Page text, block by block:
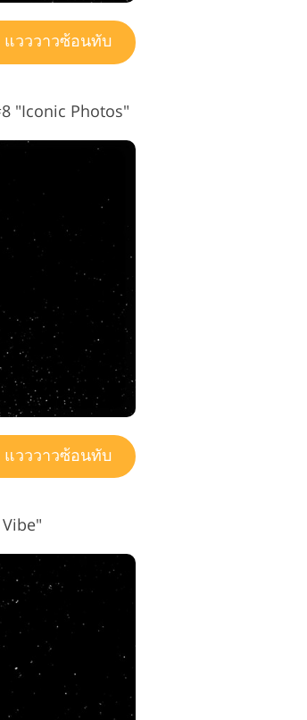
แวววาวซ้อนทับ
"Iconic Photos"
แวววาวซ้อนทับ